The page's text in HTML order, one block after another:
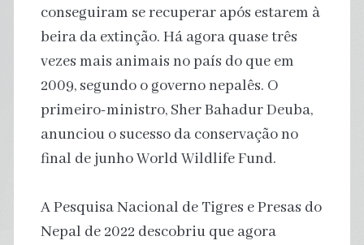
conseguiram se recuperar após estarem à
beira da extinção. Há agora quase três
vezes mais animais no país do que em
2009, segundo o governo nepalês. O
primeiro-ministro, Sher Bahadur Deuba,
anunciou o sucesso da conservação no
final de junho World Wildlife Fund.
A Pesquisa Nacional de Tigres e Presas do
Nepal de 2022 descobriu que agora